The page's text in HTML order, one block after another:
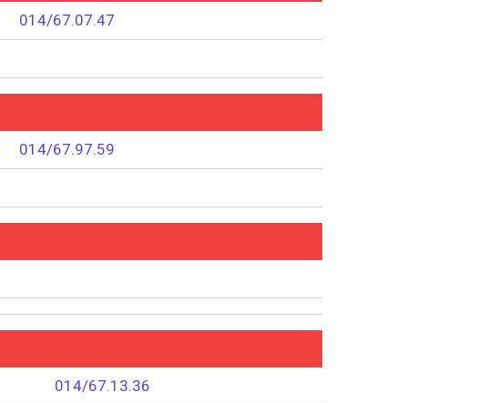
014/67.07.47
014/67.97.59
014/67.13.36